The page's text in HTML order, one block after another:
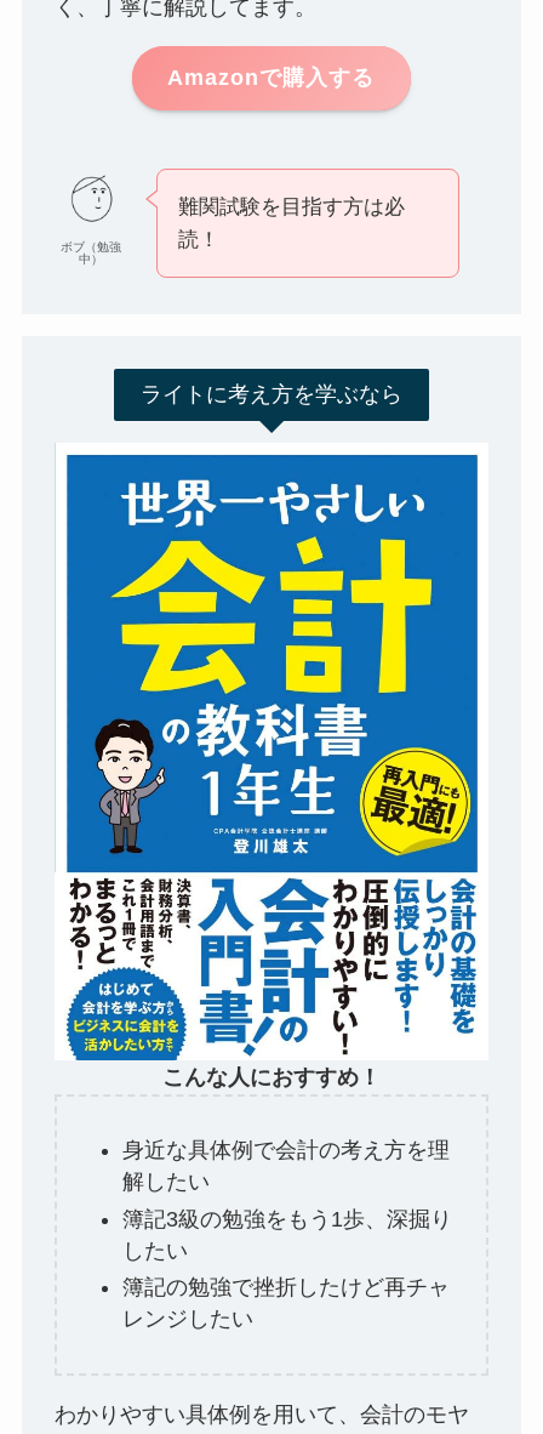
く、丁寧に解説してます。
Amazonで購入する
ボブ（勉強
中）
難関試験を目指す方は必
読！
ライトに考え方を学ぶなら
こんな人におすすめ！
身近な具体例で会計の考え方を理
解したい
簿記3級の勉強をもう1歩、深掘り
したい
簿記の勉強で挫折したけど再チャ
レンジしたい
わかりやすい具体例を用いて、会計のモヤ